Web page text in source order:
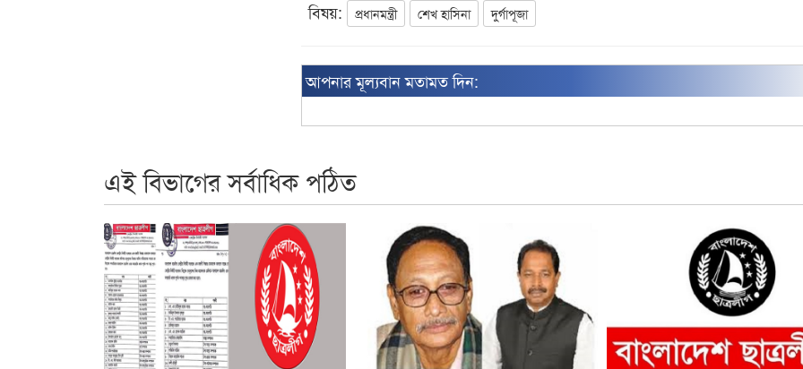
বিষয়: প্রধানমন্ত্রী শেখ হাসিনা দুর্গাপূজা
আপনার মূল্যবান মতামত দিন:
এই বিভাগের সর্বাধিক পঠিত